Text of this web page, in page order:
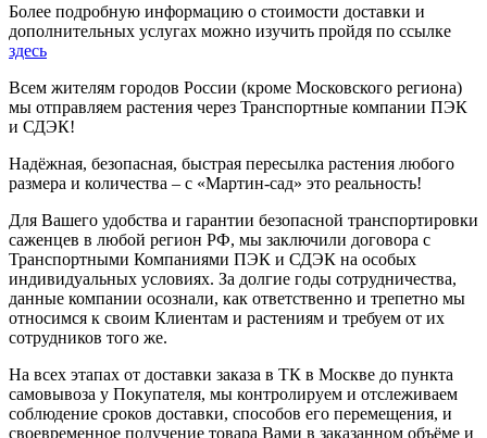
Более подробную информацию о стоимости доставки и
дополнительных услугах можно изучить пройдя по ссылке
здесь
Всем жителям городов России (кроме Московского региона)
мы отправляем растения через Транспортные компании ПЭК
и СДЭК!
Надёжная, безопасная, быстрая пересылка растения любого
размера и количества – с «Мартин-сад» это реальность!
Для Вашего удобства и гарантии безопасной транспортировки
саженцев в любой регион РФ, мы заключили договора с
Транспортными Компаниями ПЭК и СДЭК на особых
индивидуальных условиях. За долгие годы сотрудничества,
данные компании осознали, как ответственно и трепетно мы
относимся к своим Клиентам и растениям и требуем от их
сотрудников того же.
На всех этапах от доставки заказа в ТК в Москве до пункта
самовывоза у Покупателя, мы контролируем и отслеживаем
соблюдение сроков доставки, способов его перемещения, и
своевременное получение товара Вами в заказанном объёме и